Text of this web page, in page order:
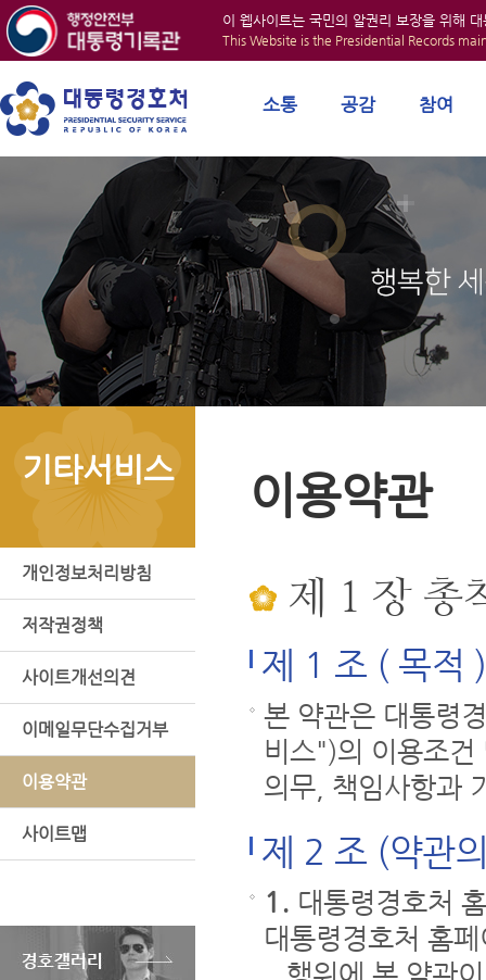
이 웹사이트는 국민의 알권리 보장을 위해
This Website is the Presidential Records
소통 공감 참여
기타서비스
개인정보처리방침
저작권정책
사이트개선의견
이메일무단수집거부
이용약관
사이트맵
이용약관
제 1 장 총
제 1 조 ( 목적 )
본 약관은 대통령
비스")의 이용조건
의무, 책임사항과
제 2 조 (약관
1. 대통령경호처
대통령경호처 홈
행위에 본 약관